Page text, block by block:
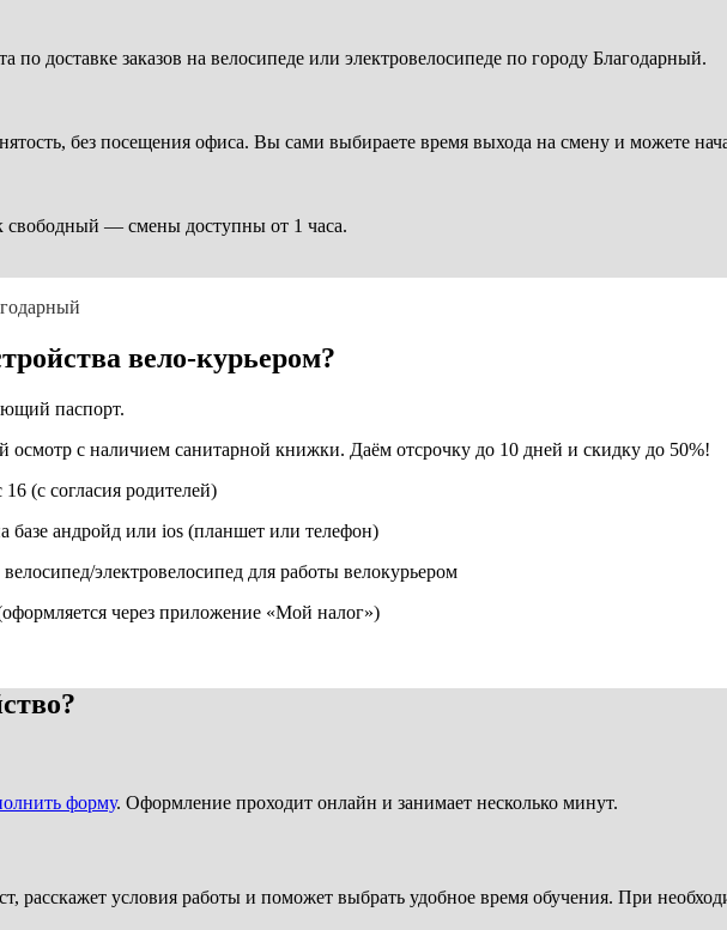
по доставке заказов на велосипеде или электровелосипеде по городу Благодарный.
без посещения офиса. Вы сами выбираете время выхода на смену и можете
— смены доступны от 1 часа.
вело-курьером?
паспорт.
с наличием санитарной книжки. Даём отсрочку до 10 дней и скидку до 50%!
(с согласия родителей)
базе андройд или ios (планшет или телефон)
электровелосипед для работы велокурьером
через приложение «Мой налог»)
форму. Оформление проходит онлайн и занимает несколько минут.
расскажет условия работы и поможет выбрать удобное время обучения. При